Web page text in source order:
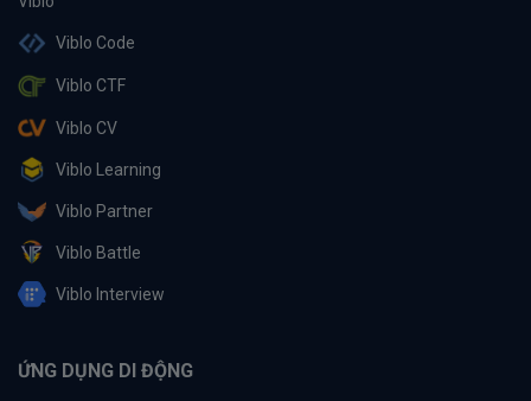
Viblo Code
Viblo CTF
Viblo CV
Viblo Learning
Viblo Partner
Viblo Battle
Viblo Interview
ỨNG DỤNG DI ĐỘNG